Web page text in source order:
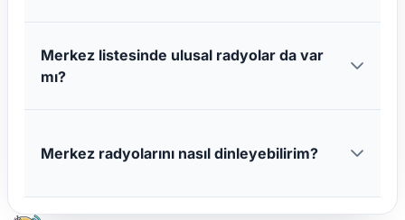
Merkez listesinde ulusal radyolar da var
mı?
Merkez radyolarını nasıl dinleyebilirim?